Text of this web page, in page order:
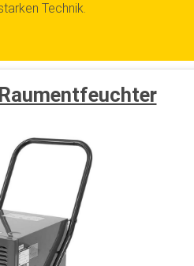
Technik.